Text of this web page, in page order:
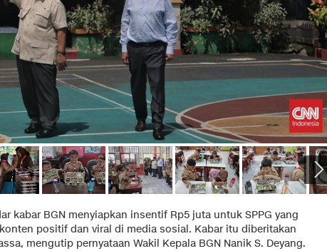
kabar BGN menyiapkan insentif Rp5 juta untuk SPPG yang
positif dan viral di media sosial. Kabar itu diberitakan
mengutip pernyataan Wakil Kepala BGN Nanik S. Deyang.